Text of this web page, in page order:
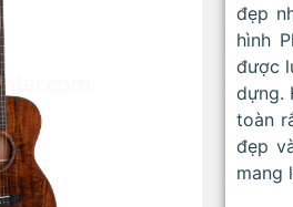
đẹp
hình
được
dựng.
toàn
đẹp
mang